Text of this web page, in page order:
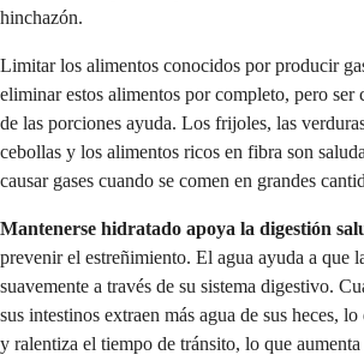
hinchazón.
Limitar los alimentos conocidos por producir
eliminar estos alimentos por completo, pero ser
de las porciones ayuda. Los frijoles, las
cebollas y los alimentos ricos en fibra son
causar gases cuando se comen en grandes
Mantenerse hidratado apoya la digestión
prevenir el estreñimiento. El agua ayuda a que
suavemente a través de su sistema digestivo.
sus intestinos extraen más agua de sus heces,
y ralentiza el tiempo de tránsito, lo que